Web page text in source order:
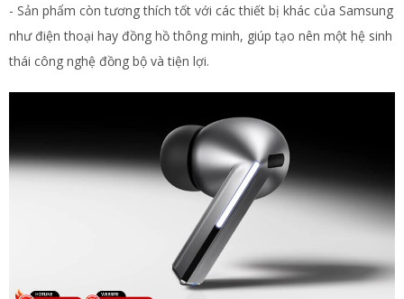
- Sản phẩm còn tương thích tốt với các thiết bị khác của Samsung
như điện thoại hay đồng hồ thông minh, giúp tạo nên một hệ sinh
thái công nghệ đồng bộ và tiện lợi.